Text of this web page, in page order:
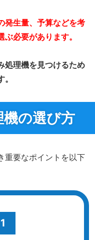
発生量、予算などを考
必要があります。
処理機を見つけるため
の選び方
重要なポイントを以下